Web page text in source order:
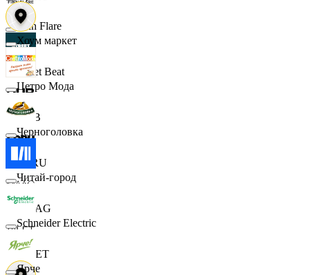
Finn Flare
Street Beat
DUB
ECRU
MAAG
VILET
Хоум маркет
Цетро Мода
Черноголовка
Читай-город
Schneider Electric
Ярче